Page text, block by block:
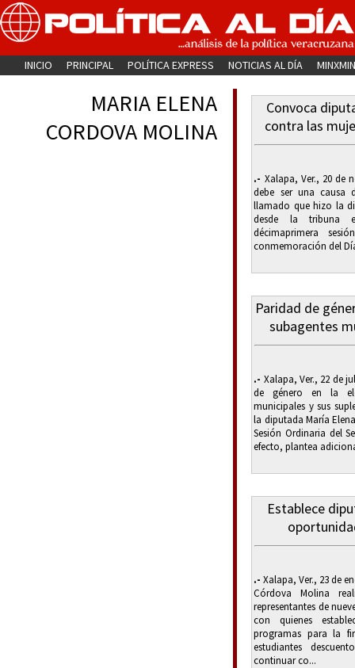
INICIO PRINCIPAL POLÍTICA EXPRESS NOTICIAS AL DÍA
MARIA ELENA
CORDOVA MOLINA
Convoca
contra las
.- Xalapa, Ver., 20 de
debe ser una causa
llamado que hizo la
desde la tribuna
décimaprimera
conmemoración del
Paridad de
subagentes
.- Xalapa, Ver., 22 de
de género en la
municipales y sus
la diputada María
Sesión Ordinaria del
efecto, plantea
Establece
.- Xalapa, Ver., 23 de
Córdova Molina
representantes de
con quienes
programas para la
estudiantes
continuar co...